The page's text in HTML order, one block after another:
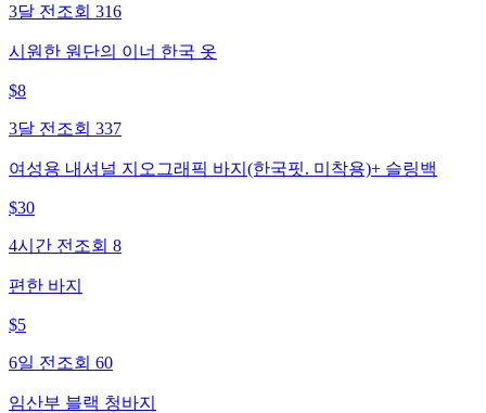
3달 전 조회 316
시원한 원단의 이너 한국 옷
$8
3달 전 조회 337
여성용 내셔널 지오그래픽 바지(한국핏. 미착용)+ 슬링백
$30
4시간 전 조회 8
편한 바지
$5
6일 전 조회 60
임산부 블랙 청바지